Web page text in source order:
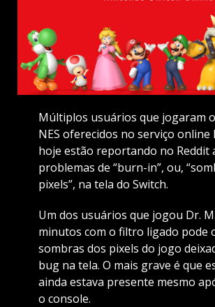
Múltiplos usuários que jogaram
NES oferecidos no serviço online
hoje estão reportando no Reddit
problemas de “burn-in”, ou,
pixels”, na tela do Switch.
Um dos usuários que jogou Dr.
minutos com o filtro ligado pode
sombras dos pixels do jogo
bug na tela. O mais grave é que
ainda estava presente mesmo
o console.